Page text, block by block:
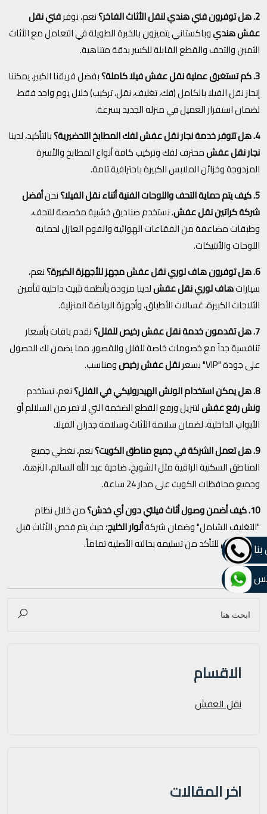
2. هل توفرون فني هندي لنقل الأثاث الفاخر؟
نعم، نوفرفني نقل
عفش هنديوباكستاني يتميزون بالخبرة الطويلة في التعامل مع الأثاث
الثمين والتحف والقطع القابلة للكسر بدقة متناهية.
3. كم تستغرق عملية نقل عفش فيلا كاملة؟
بفضل فريقنا الكبير، يمكننا
إنجاز نقل الفيلا بالكامل (فك، تغليف، نقل، تركيب) خلال يوم واحد فقط،
لضمان استقرار العميل في منزله الجديد بسرعة.
4. هل تتوفر خدمة نجار نقل عفش لفك المطابخ التحضيرية؟
بالتأكيد، لدينا
نجار نقل عفشمحترف لفك وتركيب كافة أنواع المطابخ والأسرة
المزدوجة وخزائن الملابس الكبيرة باحترافية تامة.
5. كيف يتم حماية التحف واللوحات الفنية أثناء نقل الفيلا؟
نحنأفضل
شركة كراتين نقل عفش، نستخدم صناديق خشبية مخصصة للتحف،
وطبقات مضاعفة من الفقاعات الهوائية والفوم العازل لحماية
اللوحات والأنتيكات.
6. هل توفرون هاف لوري نقل عفش مجهز للأجهزة الكبيرة؟
نعم،
سياراتهاف لوري نقل عفشلدينا مزودة بأنظمة تثبيت داخلية لتأمين
الثلاجات الكبيرة، غسالات الأطباق، وأجهزة الرياضة المنزلية.
7. هل تقدمون خدمة نقل عفش رخيص للفلل؟
نقدم باقات بأسعار
تنافسية جداً مع خصومات خاصة للفلل والقصور، مما يضمن لك الحصول
على جودة "VIP" بسعر
نقل عفش رخيصومناسب.
8. هل يمكن استخدام الونش الهيدروليكي في الفلل؟
نعم، نستخدم
ونش رفع عفشلتنزيل ورفع القطع الضخمة التي لا تمر من السلالم أو
الأبواب الداخلية، لضمان سلامة الأثاث وسلامة جدران الفيلا.
9. هل تعمل الشركة في جميع مناطق الكويت؟
نعم، نغطي جميع
المناطق السكنية الراقية مثل الشويخ، ضاحية عبد الله السالم، النزهة،
وجميع محافظات الكويت على مدار 24 ساعة.
10. كيف أضمن وصول أثاث فيلتي دون أي خدش؟
من خلال نظام
"التغليف الشامل" وضمان شركةأنوار الخليج؛ حيث يتم فحص الأثاث قبل
وبعد النقل للتأكد من تسليمه بحالته الأصلية تماماً.
الاقسام
نقل العفش
اخر المقالات